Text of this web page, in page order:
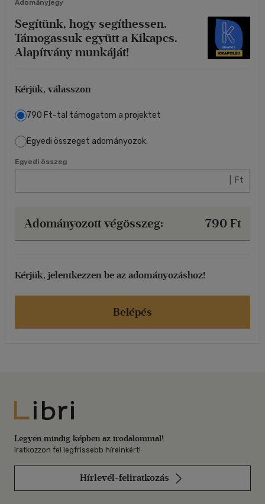
Adományjegy
Segítünk, hogy segíthessen.
Támogassuk együtt a Kikapcs.
Alapítvány munkáját!
Kérjük, válasszon
790 Ft-tal támogatom a projektet
Egyedi összeget adományozok:
Egyedi összeg
| Ft
Adományozott végösszeg: 790 Ft
Kérjük, jelentkezzen be az adományozáshoz!
Belépés
Libri
Legyen mindig képben az irodalommal!
Iratkozzon fel legfrissebb híreinkért!
Hírlevél-feliratkozás